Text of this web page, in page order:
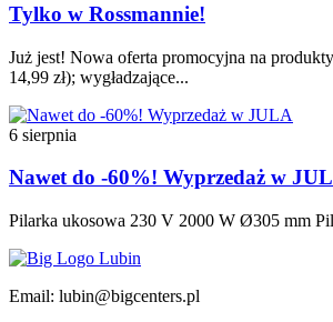
Tylko w Rossmannie!
Już jest! Nowa oferta promocyjna na
14,99 zł); wygładzające...
6 sierpnia
Nawet do -60%! Wyprzedaż w
Pilarka ukosowa 230 V 2000 W Ø305 mm
Email: lubin@bigcenters.pl